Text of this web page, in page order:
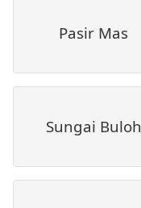
Pasir Mas
Sungai Buloh